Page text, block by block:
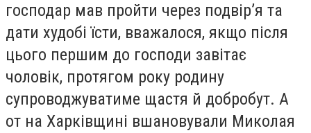
господар мав пройти через подвір’я та
дати худобі їсти, вважалося, якщо після
цього першим до господи завітає
чоловік, протягом року родину
супроводжуватиме щастя й добробут. А
от на Харківщині вшановували Миколая